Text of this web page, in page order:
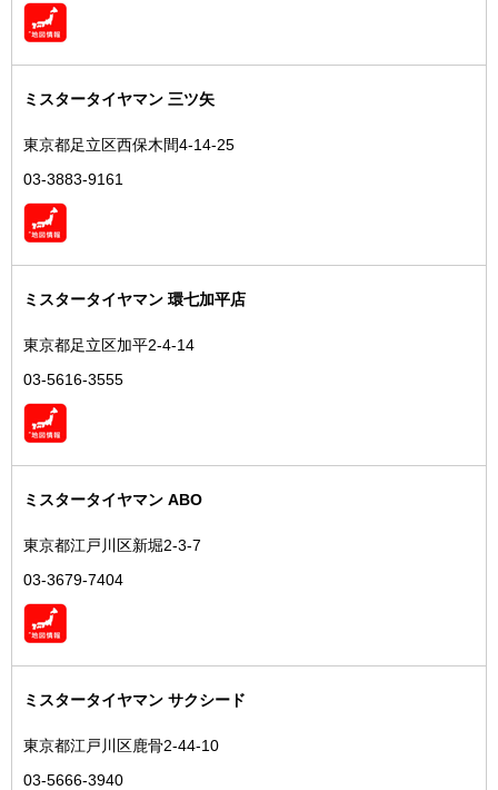
ミスタータイヤマン 三ツ矢
東京都足立区西保木間4-14-25
03-3883-9161
ミスタータイヤマン 環七加平店
東京都足立区加平2-4-14
03-5616-3555
ミスタータイヤマン ABO
東京都江戸川区新堀2-3-7
03-3679-7404
ミスタータイヤマン サクシード
東京都江戸川区鹿骨2-44-10
03-5666-3940